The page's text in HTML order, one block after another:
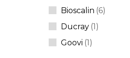
Bioscalin 6articoli
Ducray 1elemento
Goovi 1elemento